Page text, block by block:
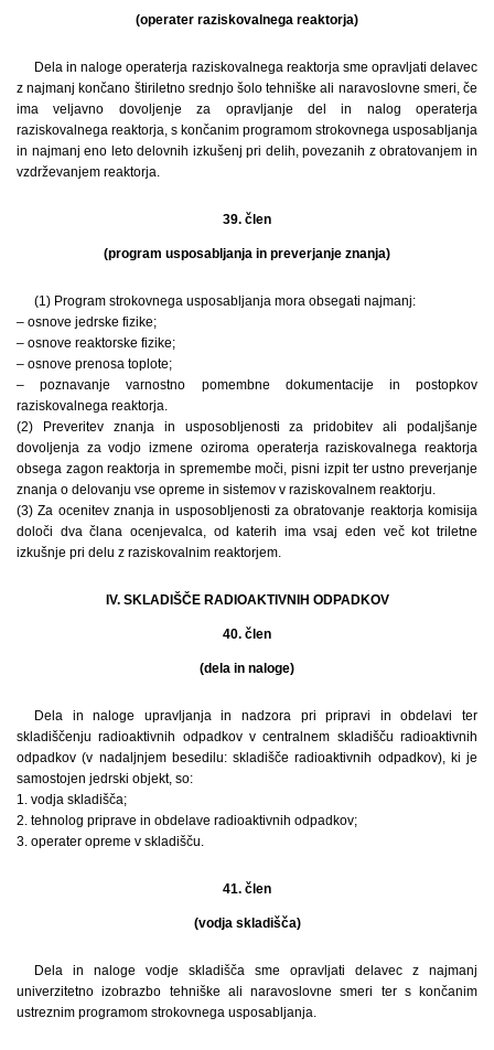
(operater raziskovalnega reaktorja)
Dela in naloge operaterja raziskovalnega reaktorja sme opravljati delavec
z najmanj končano štiriletno srednjo šolo tehniške ali naravoslovne smeri, če
ima veljavno dovoljenje za opravljanje del in nalog operaterja
raziskovalnega reaktorja, s končanim programom strokovnega usposabljanja
in najmanj eno leto delovnih izkušenj pri delih, povezanih z obrato­va­njem in
vzdrževanjem reaktorja.
39. člen
(program usposabljanja in preverjanje znanja)
(1) Program strokovnega usposabljanja mora obsegati najmanj:
– osnove jedrske fizike;
– osnove reaktorske fizike;
– osnove prenosa toplote;
– poznavanje varnostno pomembne dokumentacije in postopkov
raziskovalnega reaktorja.
(2) Preveritev znanja in usposobljenosti za pridobitev ali podaljšanje
dovoljenja za vodjo izmene oziroma operaterja raziskovalnega reaktorja
obsega zagon reaktorja in spremembe moči, pisni izpit ter ustno preverjanje
znanja o delovanju vse opreme in sistemov v raziskovalnem reaktorju.
(3) Za ocenitev znanja in usposobljenosti za obratovanje reaktorja komisija
določi dva člana ocenjevalca, od katerih ima vsaj eden več kot triletne
izkušnje pri delu z raziskovalnim reaktorjem.
IV. SKLADIŠČE RADIOAKTIVNIH ODPADKOV
40. člen
(dela in naloge)
Dela in naloge upravljanja in nadzora pri pripravi in obdelavi ter
skladiščenju radioaktivnih odpadkov v centralnem skladišču radioaktivnih
odpadkov (v nadaljnjem besedilu: skladišče radioaktivnih odpadkov), ki je
samostojen jedrski objekt, so:
1. vodja skladišča;
2. tehnolog priprave in obdelave radioaktivnih odpadkov;
3. operater opreme v skladišču.
41. člen
(vodja skladišča)
Dela in naloge vodje skladišča sme opravljati delavec z najmanj
univerzitetno izobrazbo tehniške ali naravoslovne smeri ter s končanim
ustreznim programom strokovnega usposabljanja.